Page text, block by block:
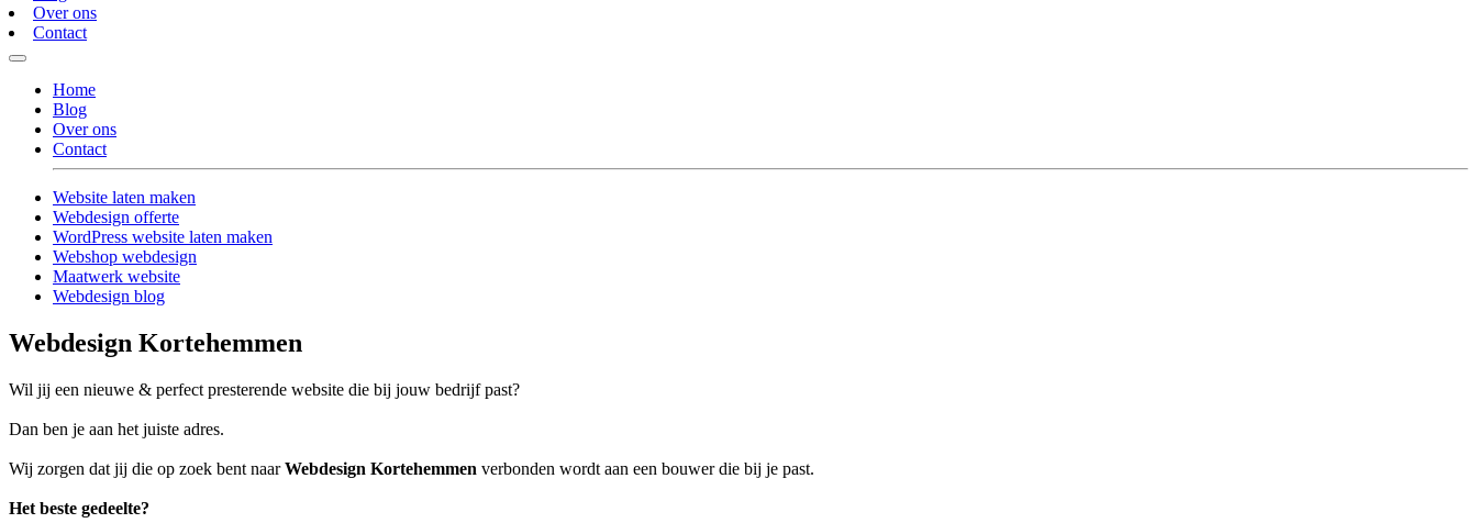
Over ons
Contact
Home
Blog
Over ons
Contact
Website laten maken
Webdesign offerte
WordPress website laten maken
Webshop webdesign
Maatwerk website
Webdesign blog
Webdesign Kortehemmen
Wil jij een nieuwe & perfect presterende website die bij jouw bedrijf past?
Dan ben je aan het juiste adres.
Wij zorgen dat jij die op zoek bent naarWebdesign Kortehemmen verbonden wordt aan een bouwer die bij je past.
Het beste gedeelte?